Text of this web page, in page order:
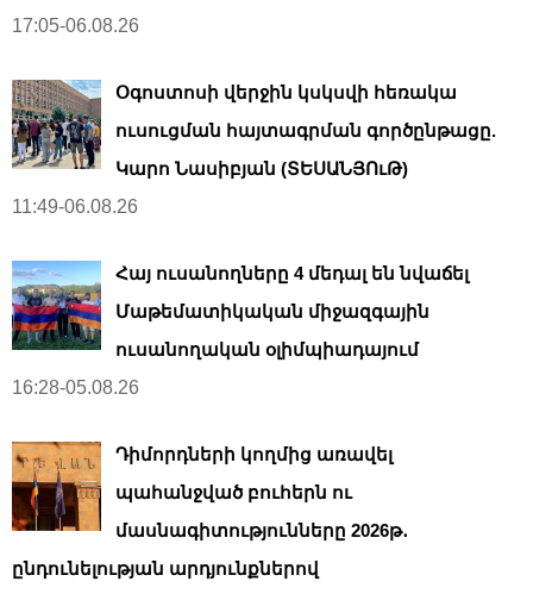
17:05-06.08.26
Օգոստոսի վերջին կսկսվի հեռակա
ուսուցման հայտագրման գործընթացը.
Կարո Նասիբյան (ՏԵՍԱՆՅՈւԹ)
11:49-06.08.26
Հայ ուսանողները 4 մեդալ են նվաճել
Մաթեմատիկական միջազգային
ուսանողական օլիմպիադայում
16:28-05.08.26
Դիմորդների կողմից առավել
պահանջված բուհերն ու
մասնագիտությունները 2026թ․
ընդունելության արդյունքներով